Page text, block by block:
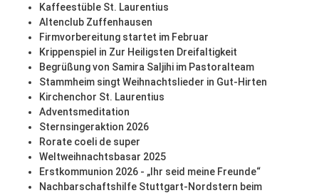
Kaffeestüble St. Laurentius
Altenclub Zuffenhausen
Firmvorbereitung startet im Februar
Krippenspiel in Zur Heiligsten Dreifaltigkeit
Begrüßung von Samira Saljihi im Pastoralteam
Stammheim singt Weihnachtslieder in Gut-Hirten
Kirchenchor St. Laurentius
Adventsmeditation
Sternsingeraktion 2026
Rorate coeli de super
Weltweihnachtsbasar 2025
Erstkommunion 2026 - „Ihr seid meine Freunde“
Nachbarschaftshilfe Stuttgart-Nordstern beim